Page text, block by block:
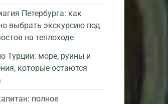
Петербурга: как
выбрать экскурсию под
на теплоходе
Турции: море, руины и
которые остаются
полное